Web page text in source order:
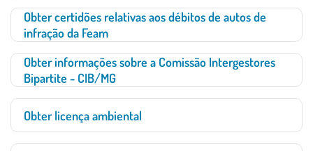
Obter certidões relativas aos débitos de autos de
infração da Feam
Obter informações sobre a Comissão Intergestores
Bipartite - CIB/MG
Obter licença ambiental